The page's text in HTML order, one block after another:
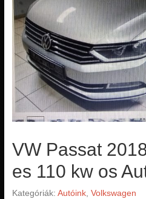
VW Passat
es 110 kw os
Kategóriák: Autóink, Volkswagen